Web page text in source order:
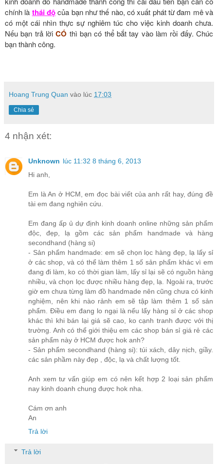
chính là thái độcủa bạn như thế nào, có xuất phát từ đam mê và
có một cái nhìn thực sự nghiêm túc cho việc kinh doanh chưa.
Nếu bạn trả lờiCÓ thì bạn có thể bắt tay vào làm rồi đấy. Chúc
bạn thành công.
Hoang Trung Quan vào lúc 17:03
Chia sẻ
4 nhận xét:
Unknown lúc 11:32 8 tháng 6, 2013
Hi anh,
Em là An ở HCM, em đọc bài viết của anh rất hay, đúng đề
tài em đang nghiên cứu.
Em đang ấp ủ dự định kinh doanh online những sản phẩm
độc, đẹp, lạ gồm các sản phẩm handmade và hàng
secondhand (hàng si)
- Sản phẩm handmade: em sẽ chọn lọc hàng đẹp, lạ lấy sỉ
ở các shop, và có thể làm thêm 1 số sản phẩm khác vì em
đang đi làm, ko có thời gian làm, lấy sỉ lại sẽ có nguồn hàng
nhiều, và chọn lọc được nhiều hàng đẹp, lạ. Ngoài ra, trước
giờ em chưa từng làm đồ handmade nên cũng chưa có kinh
nghiệm, nên khi nào rảnh em sẽ tập làm thêm 1 số sản
phẩm. Điều em đang lo ngại là nếu lấy hàng sỉ ở các shop
khác thì khi bán lại giá sẽ cao, ko cạnh tranh được với thị
trường. Anh có thể giới thiệu em các shop bán sỉ giá rẻ các
sản phẩm này ở HCM được hok anh?
- Sản phẩm secondhand (hàng si): túi xách, dây nịch, giầy.
các sản phầm này đẹp , độc, lạ và chất lượng tốt.
Anh xem tư vấn giúp em có nên kết hợp 2 loại sản phẩm
nay kinh doanh chung được hok nha.
Cám ơn anh
An
Trả lời
Trả lời